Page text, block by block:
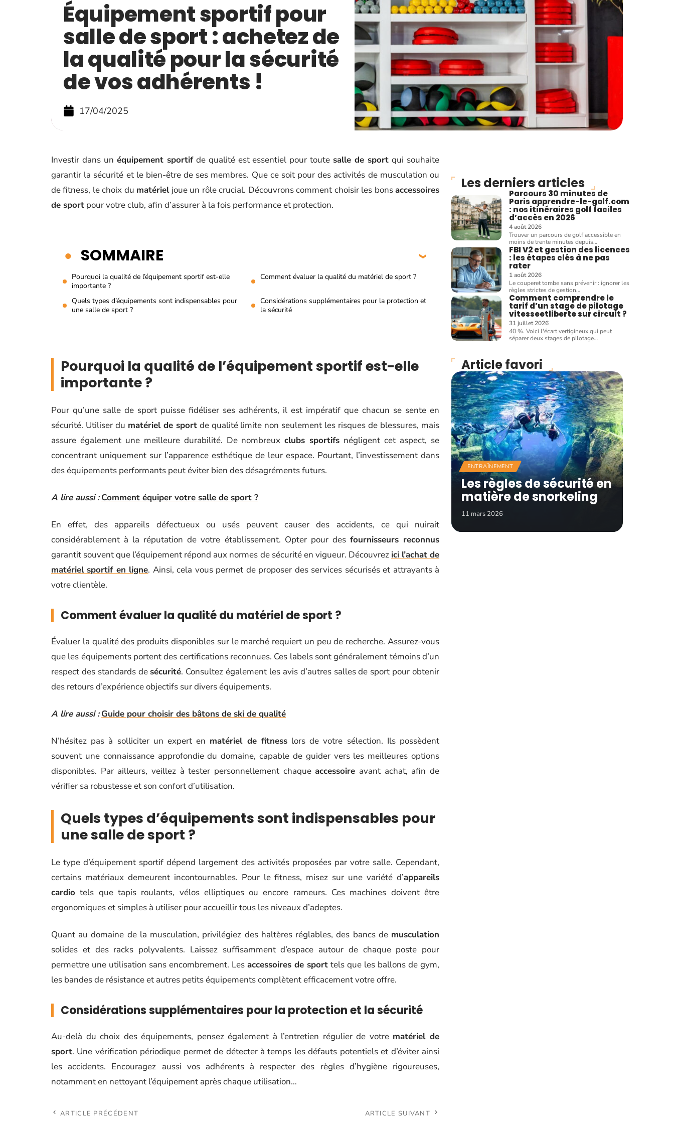
Équipement sportif pour
salle de sport : achetez de
la qualité pour la sécurité
de vos adhérents !
17/04/2025
Investir dans un équipement sportifde qualité est essentiel pour toute salle de sport qui souhaite
garantir la sécurité et le bien-être de ses membres. Que ce soit pour des activités de musculation ou
de fitness, le choix du matérieljoue un rôle crucial. Découvrons comment choisir les bonsaccessoires
de sport pour votre club, afin d’assurer à la fois performance et protection.
SOMMAIRE
Pourquoi la qualité de l’équipement sportif est-elle
importante ?
Comment évaluer la qualité du matériel de sport ?
Quels types d’équipements sont indispensables pour
une salle de sport ?
Considérations supplémentaires pour la protection et
la sécurité
Pourquoi la qualité de l’équipement sportif est-elle
importante ?
Pour qu’une salle de sport puisse fidéliser ses adhérents, il est impératif que chacun se sente en
sécurité. Utiliser du matériel de sportde qualité limite non seulement les risques de blessures, mais
assure également une meilleure durabilité. De nombreuxclubs sportifs négligent cet aspect, se
concentrant uniquement sur l’apparence esthétique de leur espace. Pourtant, l’investissement dans
des équipements performants peut éviter bien des désagréments futurs.
A lire aussi : Comment équiper votre salle de sport ?
En effet, des appareils défectueux ou usés peuvent causer des accidents, ce qui nuirait
considérablement à la réputation de votre établissement. Opter pour des fournisseurs reconnus
garantit souvent que l’équipement répond aux normes de sécurité en vigueur. Découvrez ici l’achat de
matériel sportif en ligne. Ainsi, cela vous permet de proposer des services sécurisés et attrayants à
votre clientèle.
Comment évaluer la qualité du matériel de sport ?
Évaluer la qualité des produits disponibles sur le marché requiert un peu de recherche. Assurez-vous
que les équipements portent des certifications reconnues. Ces labels sont généralement témoins d’un
respect des standards de sécurité. Consultez également les avis d’autres salles de sport pour obtenir
des retours d’expérience objectifs sur divers équipements.
A lire aussi : Guide pour choisir des bâtons de ski de qualité
N’hésitez pas à solliciter un expert en matériel de fitnesslors de votre sélection. Ils possèdent
souvent une connaissance approfondie du domaine, capable de guider vers les meilleures options
disponibles. Par ailleurs, veillez à tester personnellement chaqueaccessoire avant achat, afin de
vérifier sa robustesse et son confort d’utilisation.
Quels types d’équipements sont indispensables pour
une salle de sport ?
Le type d’équipement sportif dépend largement des activités proposées par votre salle. Cependant,
certains matériaux demeurent incontournables. Pour le fitness, misez sur une variété d’appareils
cardio tels que tapis roulants, vélos elliptiques ou encore rameurs. Ces machines doivent être
ergonomiques et simples à utiliser pour accueillir tous les niveaux d’adeptes.
Quant au domaine de la musculation, privilégiez des haltères réglables, des bancs de musculation
solides et des racks polyvalents. Laissez suffisamment d’espace autour de chaque poste pour
permettre une utilisation sans encombrement. Les accessoires de sport tels que les ballons de gym,
les bandes de résistance et autres petits équipements complètent efficacement votre offre.
Considérations supplémentaires pour la protection et la sécurité
Au-delà du choix des équipements, pensez également à l’entretien régulier de votre matériel de
sport. Une vérification périodique permet de détecter à temps les défauts potentiels et d’éviter ainsi
les accidents. Encouragez aussi vos adhérents à respecter des règles d’hygiène rigoureuses,
notamment en nettoyant l’équipement après chaque utilisation…
ARTICLE PRÉCÉDENT ARTICLE SUIVANT
Les derniers articles
Parcours 30 minutes de
Paris apprendre-le-golf.com
: nos itinéraires golf faciles
d’accès en 2026
4 août 2026
Trouver un parcours de golf accessible en
moins de trente minutes depuis…
FBI V2 et gestion des licences
: les étapes clés à ne pas
rater
1 août 2026
Le couperet tombe sans prévenir : ignorer les
règles strictes de gestion…
Comment comprendre le
tarif d’un stage de pilotage
vitesseetliberte sur circuit ?
31 juillet 2026
40 %. Voici l'écart vertigineux qui peut
séparer deux stages de pilotage…
Article favori
ENTRAÎNEMENT
Les règles de sécurité en
matière de snorkeling
11 mars 2026